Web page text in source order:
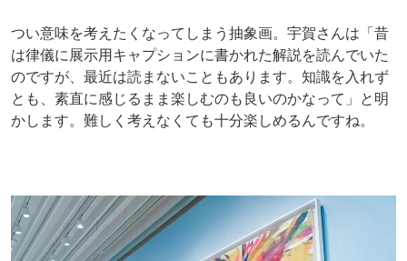
つい意味を考えたくなってしまう抽象画。宇賀さんは「昔
は律儀に展示用キャプションに書かれた解説を読んでいた
のですが、最近は読まないこともあります。知識を入れず
とも、素直に感じるまま楽しむのも良いのかなって」と明
かします。難しく考えなくても十分楽しめるんですね。